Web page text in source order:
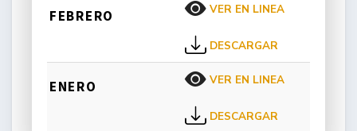
FEBRERO VER EN LINEA
DESCARGAR
ENERO VER EN LINEA
DESCARGAR